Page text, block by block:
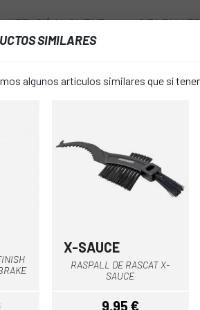
ATENCIÓ AL CLIENT CITA
CHILL ZONE
favorite_border
FINISH
500ml
SIMILARES
algunos artículos similares que sí
Multi
X-SAUCE
RASPALL DE RASCAT X-
SAUCE
9,95 €